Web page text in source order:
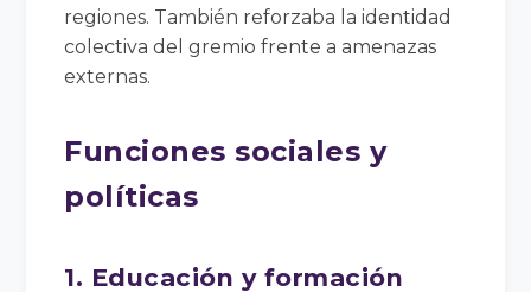
regiones. También reforzaba la identidad
colectiva del gremio frente a amenazas
externas.
Funciones sociales y
políticas
1. Educación y formación